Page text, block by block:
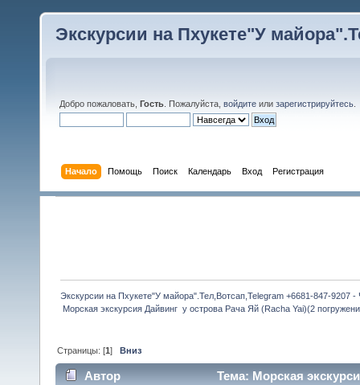
Экскурсии на Пхукете"У
Добро пожаловать, Гость . Пожалуйста, войдите или зарегистрируйтесь
Начало Помощь Поиск Календарь Вход Регистрация
Экскурсии на Пхукете"У майора".Тел,Вотсап,Telegram +6681-847-9207 -
Морская экскурсия Дайвинг  у острова Рача Яй (Racha Yai)(2
Страницы: [1]Вниз
Автор
Тема: Морская